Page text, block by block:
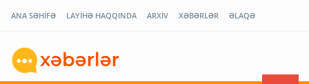
ANA SƏHİFƏ LAYİHƏ HAQQINDA ARXİV XƏBƏRLƏR ƏLAQƏ